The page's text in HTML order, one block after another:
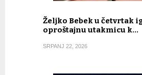
Željko Bebek u četvrtak
oproštajnu utakmicu k…
SRPANJ 22, 2026